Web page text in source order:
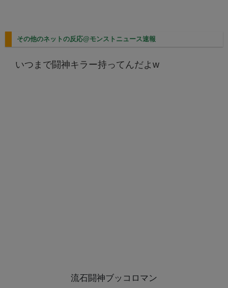
その他のネットの反応@モンストニュース速報
いつまで闘神キラー持ってんだよw
流石闘神ブッコロマン